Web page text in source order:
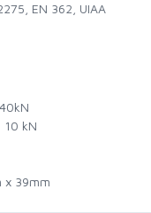
EN 362, UIAA
kN
x 39mm